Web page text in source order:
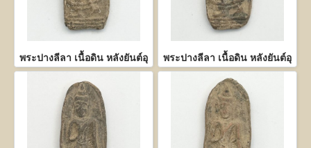
พระปางลีลา เนื้อดิน หลังยันต์อุ พระปางลีลา เนื้อดิน หลังยันต์อุ